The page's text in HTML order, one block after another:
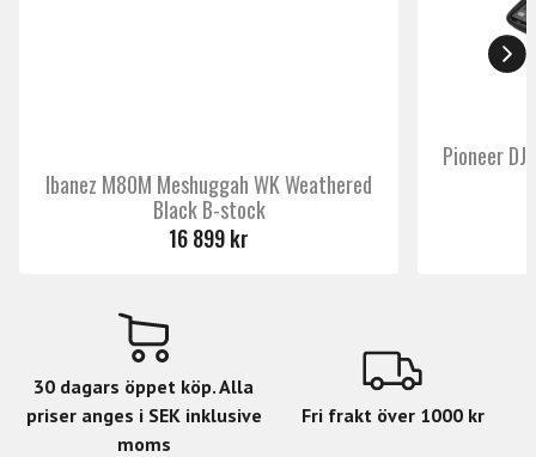
Ibanez M80M Meshuggah WK Weathered
Black B-stock
16 899 kr
Pioneer
30 dagars öppet köp. Alla
priser anges i SEK inklusive
moms
Fri frakt över 1000 kr